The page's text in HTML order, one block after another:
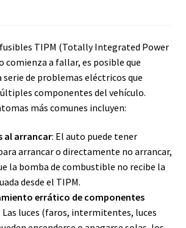
fusibles TIPM (Totally Integrated Power
comienza a fallar, es posible que
de problemas eléctricos que
componentes del vehículo.
más comunes incluyen:
al arrancar: El auto puede tener
arrancar o directamente no arrancar,
la bomba de combustible no recibe la
desde el TIPM.
errático de componentes
Las luces (faros, intermitentes, luces